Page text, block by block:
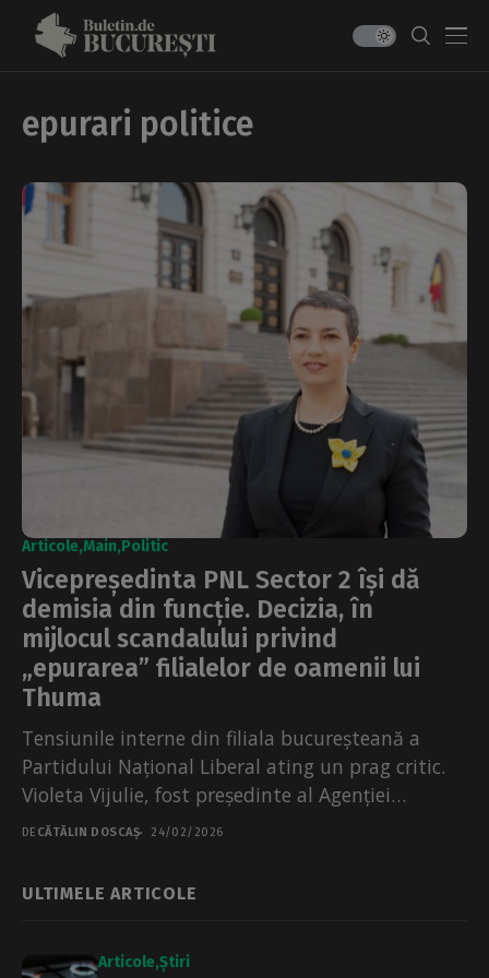
epurari politice
Articole Main Politic
Vicepreședinta PNL Sector 2 își dă
demisia din funcție. Decizia, în
mijlocul scandalului privind
„epurarea” filialelor de oamenii lui
Thuma
Tensiunile interne din filiala bucureșteană a
Partidului Național Liberal ating un prag critic.
Violeta Vijulie, fost președinte al Agenției
Naționale a Funcționarilor Publici și-a...
DE CĂTĂLIN DOSCAȘ 24/02/2026
ULTIMELE ARTICOLE
Articole Știri